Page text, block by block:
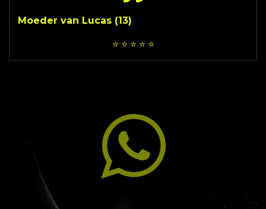
Moeder van Lucas (13)
⭐ ⭐ ⭐ ⭐ ⭐